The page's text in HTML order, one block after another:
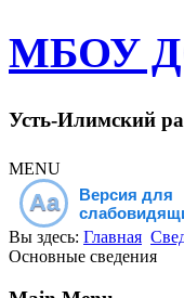
МБОУ
Усть-Илимский
MENU
Aa
Версия для
Вы здесь: Главная
Основные сведения